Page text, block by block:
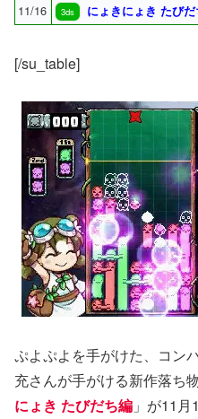
11/16
3ds にょきにょき たび
[/su_table]
ぷよぷよを手がけた、コン
充さんが手がける新作落ち
にょき たびだち編 」が11月